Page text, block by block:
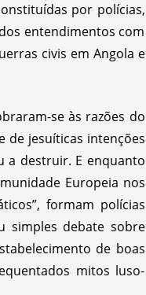
por polícias,
entendimentos com
civis em Angola e
se às razões do
de jesuíticas intenções
a destruir. E enquanto
Europeia nos
formam polícias
simples debate sobre
de boas
mitos luso-